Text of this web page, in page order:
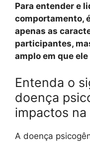
Para entender e
comportamento,
apenas as
participantes,
amplo em que
Entenda o
doença
impactos
A doença